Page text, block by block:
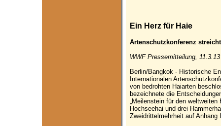
Ein Herz für Haie
Artenschutzkonferenz
WWF Pressemitteilung, 11.3.13
Berlin/Bangkok - Historische
Internationalen
von bedrohten Haiarten
bezeichnete die
„Meilenstein für den
Hochseehai und drei
Zweidrittelmehrheit auf